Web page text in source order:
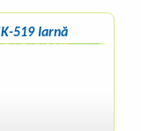
519 Iarnă